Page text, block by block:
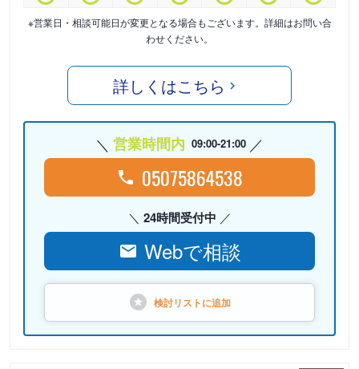
※営業日・相談可能日が変更となる場合もございます。詳細はお問い合
わせください。
詳しくはこちら
営業時間内 09:00-21:00
05075864538
24時間受付中
Webで相談
検討リストに追加